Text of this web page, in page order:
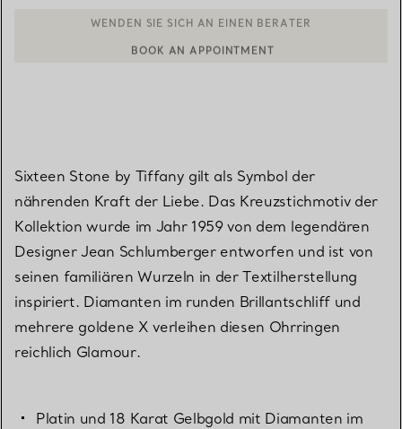
Sixteen Stone by Tiffany gilt als Symbol der
nährenden Kraft der Liebe. Das Kreuzstichmotiv der
Kollektion wurde im Jahr 1959 von dem legendären
Designer Jean Schlumberger entworfen und ist von
seinen familiären Wurzeln in der Textilherstellung
inspiriert. Diamanten im runden Brillantschliff und
mehrere goldene X verleihen diesen Ohrringen
reichlich Glamour.
Platin und 18 Karat Gelbgold mit Diamanten im